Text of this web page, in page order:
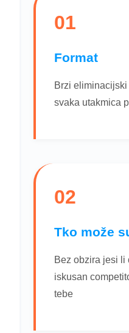
01
Format
Brzi
svaka utakmica
02
Tko može
Bez obzira jesi li
iskusan
tebe